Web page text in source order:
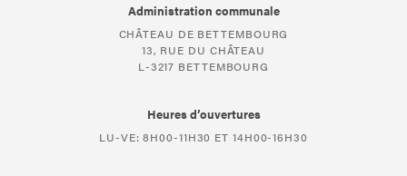
Administration communale
CHÂTEAU DE BETTEMBOURG
13, RUE DU CHÂTEAU
L-3217 BETTEMBOURG
Heures d’ouvertures
LU-VE: 8H00-11H30 ET 14H00-16H30